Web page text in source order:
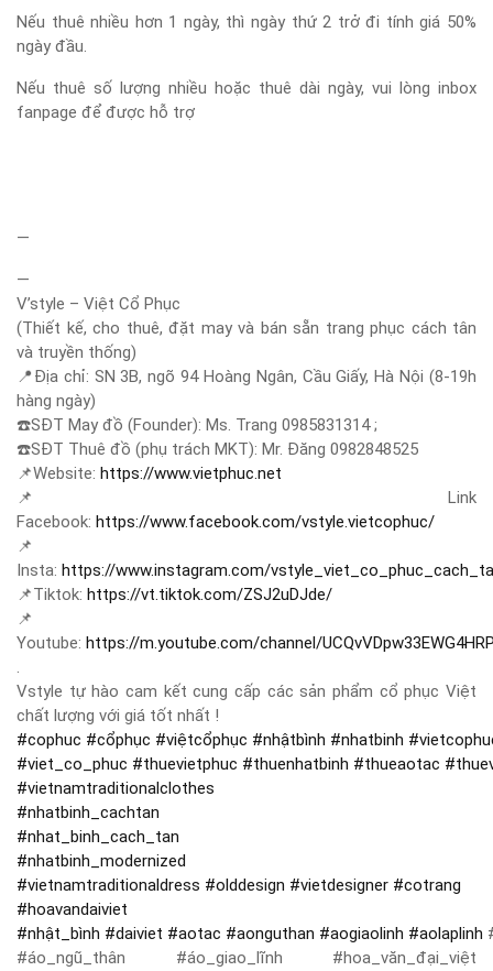
Nếu thuê nhiều hơn 1 ngày, thì ngày thứ 2 trở đi tính giá 50%
ngày đầu.
Nếu thuê số lượng nhiều hoặc thuê dài ngày, vui lòng inbox
fanpage để được hỗ trợ
—
—
V’style – Việt Cổ Phục
(Thiết kế, cho thuê, đặt may và bán sẵn trang phục cách tân
và truyền thống)
📍 Địa chỉ: SN 3B, ngõ 94 Hoàng Ngân, Cầu Giấy, Hà Nội (8-19h
hàng ngày)
☎️SĐT May đồ (Founder): Ms. Trang 0985831314 ;
☎️SĐT Thuê đồ (phụ trách MKT): Mr. Đăng 0982848525
📌Website: https://www.vietphuc.net
📌 Link
Facebook: https://www.facebook.com/vstyle.vietcophuc/
📌
Insta: https://www.instagram.com/
📌Tiktok: https://vt.tiktok.com/ZSJ2uDJde/
📌
Youtube: https://m.youtube.com/channel/
.
Vstyle tự hào cam kết cung cấp các sản phẩm cổ phục Việt
chất lượng với giá tốt nhất !
#cophuc #cổphục #việtcổphục #nhậtbình #nhatbinh #
#viet_co_phuc #thuevietphuc #thuenhatbinh #thueaotac #
#vietnamtraditionalclothes
#nhatbinh_cachtan
#nhat_binh_cach_tan
#nhatbinh_modernized
#vietnamtraditionaldress #olddesign #vietdesigner #cotrang
#hoavandaiviet
#nhật_bình #daiviet #aotac #aonguthan #aogiaolinh #aolaplinh
#áo_ngũ_thân #áo_giao_lĩnh #hoa_văn_đại_việt